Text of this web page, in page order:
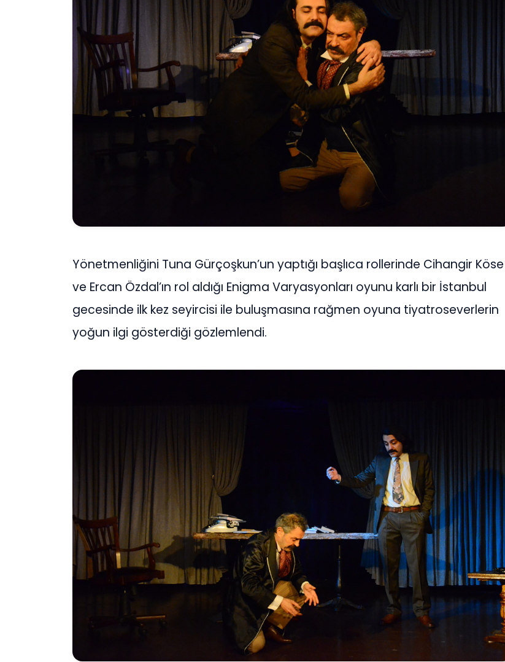
Yönetmenliğini Tuna Gürçoşkun’un yaptığı başlıca rollerinde Cihangir Köse
ve Ercan Özdal’ın rol aldığı Enigma Varyasyonları oyunu karlı bir İstanbul
gecesinde ilk kez seyircisi ile buluşmasına rağmen oyuna tiyatroseverlerin
yoğun ilgi gösterdiği gözlemlendi.